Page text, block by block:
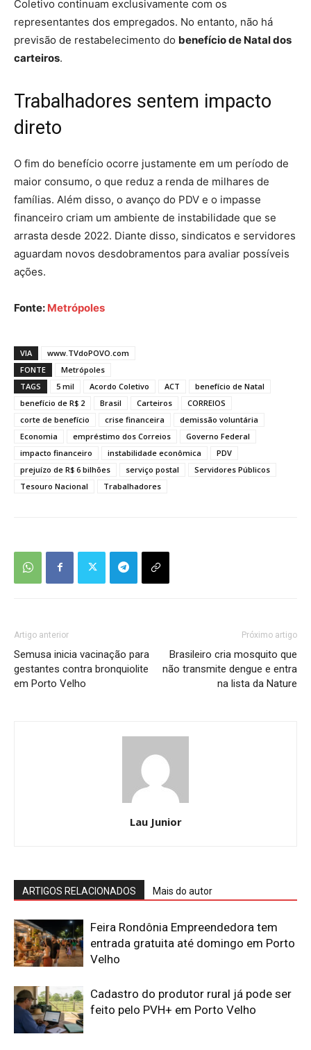
Coletivo continuam exclusivamente com os
representantes dos empregados. No entanto, não há
previsão de restabelecimento do benefício de Natal dos
carteiros.
Trabalhadores sentem impacto
direto
O fim do benefício ocorre justamente em um período de
maior consumo, o que reduz a renda de milhares de
famílias. Além disso, o avanço do PDV e o impasse
financeiro criam um ambiente de instabilidade que se
arrasta desde 2022. Diante disso, sindicatos e servidores
aguardam novos desdobramentos para avaliar possíveis
ações.
Fonte: Metrópoles
VIA
www.TVdoPOVO.com
FONTE
Metrópoles
TAGS
5 mil Acordo Coletivo ACT
benefício de Natal
benefício de R$ 2
Brasil Carteiros
CORREIOS
corte de benefício
crise financeira
demissão voluntária
Economia
empréstimo dos Correios
Governo Federal
impacto financeiro
instabilidade econômica
PDV
prejuízo de R$ 6 bilhões
serviço postal
Servidores Públicos
Tesouro Nacional
Trabalhadores
Artigo anterior
Semusa inicia vacinação para
gestantes contra bronquiolite
em Porto Velho
Próximo artigo
Brasileiro cria mosquito que
não transmite dengue e entra
na lista da Nature
Lau Junior
ARTIGOS RELACIONADOS Mais do autor
Feira Rondônia Empreendedora tem
entrada gratuita até domingo em Porto
Velho
Cadastro do produtor rural já pode ser
feito pelo PVH+ em Porto Velho